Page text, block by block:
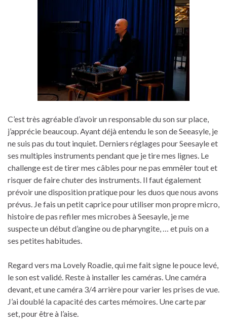
C’est très agréable d’avoir un responsable du son sur place,
j’apprécie beaucoup. Ayant déjà entendu le son de Seeasyle, je
ne suis pas du tout inquiet. Derniers réglages pour Seesayle et
ses multiples instruments pendant que je tire mes lignes. Le
challenge est de tirer mes câbles pour ne pas emmêler tout et
risquer de faire chuter des instruments. Il faut également
prévoir une disposition pratique pour les duos que nous avons
prévus. Je fais un petit caprice pour utiliser mon propre micro,
histoire de pas refiler mes microbes à Seesayle, je me
suspecte un début d’angine ou de pharyngite, … et puis on a
ses petites habitudes.
Regard vers ma Lovely Roadie, qui me fait signe le pouce levé,
le son est validé. Reste à installer les caméras. Une caméra
devant, et une caméra 3/4 arrière pour varier les prises de vue.
J’ai doublé la capacité des cartes mémoires. Une carte par
set, pour être à l’aise.